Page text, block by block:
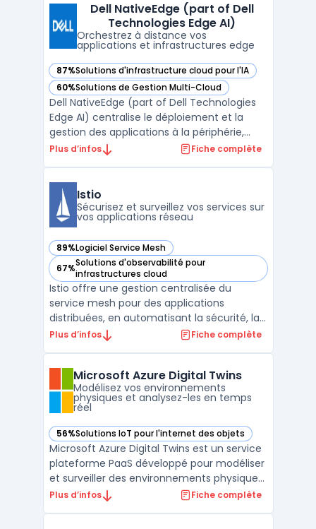
professionnels en charge du déploiement
de modèles sur des dispositifs co ...
Dell NativeEdge (part of Dell
Technologies Edge AI)
Orchestrez à distance vos
applications et infrastructures edge
87%Solutions d'infrastructure cloud pour l'IA
— voir Dell NativeEdge (part of Dell Technologies Edge AI)
60%Solutions de Gestion Multi-Cloud
— voir Dell NativeEdge (part of Dell Technologies Edge AI)
Dell NativeEdge (part of Dell Technologies
Edge AI) centralise le déploiement et la
gestion des applications à la périphérie,
répondant aux besoins de pilotage
manufacturier, du retail ou de l’énergie
gèrent plusieurs sites ...
Plus d’infos Fiche complète
Istio
Sécurisez et surveillez vos services sur
vos applications réseau
89%Logiciel Service Mesh
— voir Istio dans cette catégorie
67%Solutions d'observabilité pour
infrastructures cloud
— voir Istio dans cette catégorie
Istio offre une gestion centralisée du
service mesh pour des applications
distribuées, en automatisant la sécurité, la
surveillance et le contrôle du trafic réseau.
les flux entre microservices, sans
modification du co ...
Plus d’infos Fiche complète
Microsoft Azure Digital Twins
Modélisez vos environnements
physiques et analysez-les en temps
réel
56%Solutions IoT pour l'internet des objets
— voir Microsoft Azure Digital Twins dans cette catégorie
Microsoft Azure Digital Twins est un service
plateforme PaaS développé pour modéliser
et surveiller des environnements physiques
complexes comme des bâtiments, usines
Plus d’infos Fiche complète